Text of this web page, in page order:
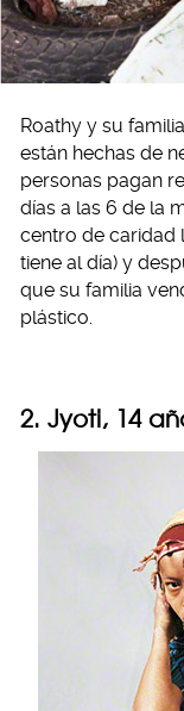
Roathy y su
están hechas de
personas pagan
días a las 6 de la
centro de caridad
tiene al día) y
que su familia
plástico.
2. Jyoti, 14